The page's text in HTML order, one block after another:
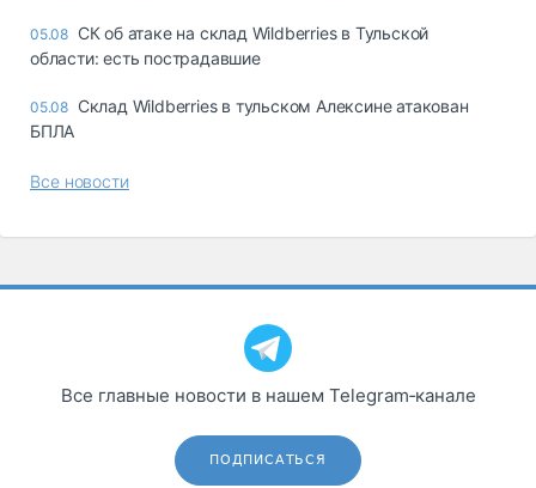
05.08 СК об атаке на склад Wildberries в Тульской
области: есть пострадавшие
05.08 Склад Wildberries в тульском Алексине атакован
БПЛА
Все новости
Все главные новости в нашем Telegram‑канале
ПОДПИСАТЬСЯ